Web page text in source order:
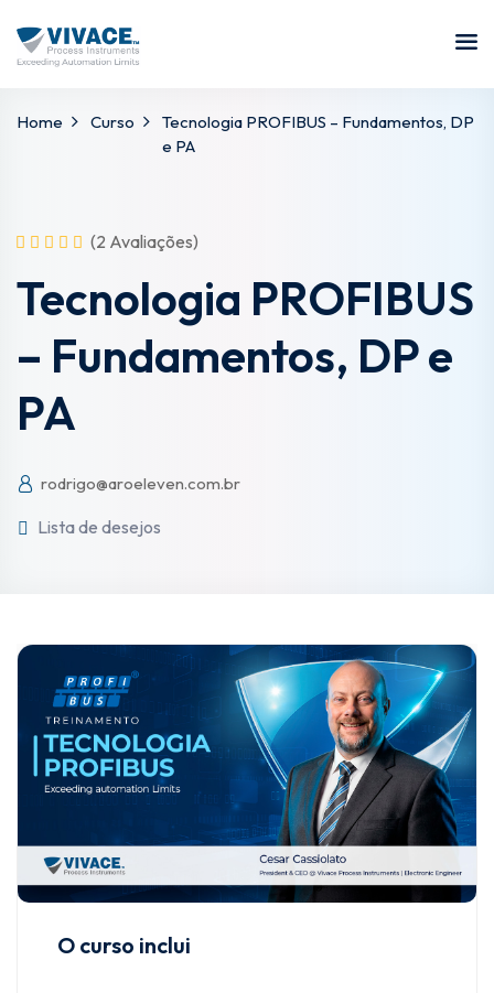
Home Curso
Tecnologia PROFIBUS – Fundamentos, DP
e PA
(2 Avaliações)
Tecnologia PROFIBUS
– Fundamentos, DP e
PA
rodrigo@aroeleven.com.br
Lista de desejos
O curso inclui
Entrar